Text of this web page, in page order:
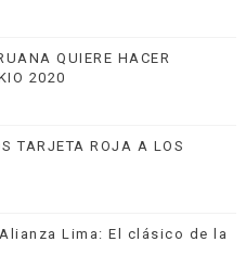
QUIERE HACER
2020
TARJETA ROJA A LOS
Lima: El clásico de la